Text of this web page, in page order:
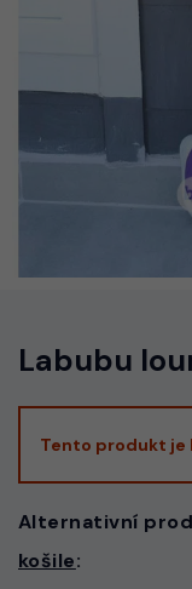
Labubu
Tento produkt je
Alternativní
košile: